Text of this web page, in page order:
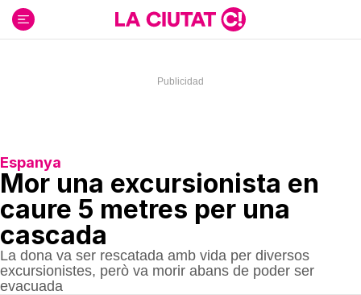
contenido
Espanya
Mor una excursionista en
caure 5 metres per una
cascada
La dona va ser rescatada amb vida per diversos
excursionistes, però va morir abans de poder ser
evacuada